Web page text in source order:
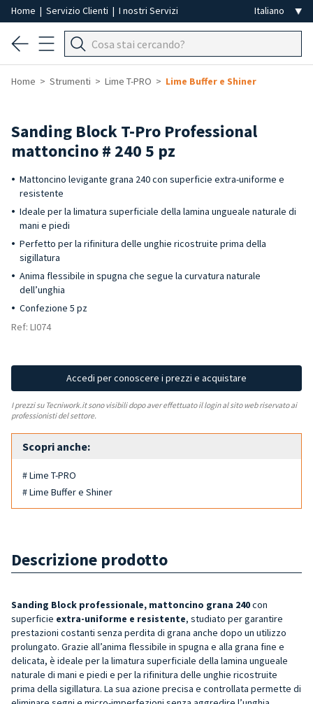
Home | Servizio Clienti | I nostri Servizi
Home Strumenti Lime T-PRO Lime Buffer e Shiner
Sanding Block T-Pro Professional
mattoncino # 240 5 pz
Mattoncino levigante grana 240 con superficie extra-uniforme e
resistente
Ideale per la limatura superficiale della lamina ungueale naturale di
mani e piedi
Perfetto per la rifinitura delle unghie ricostruite prima della
sigillatura
Anima flessibile in spugna che segue la curvatura naturale
dell’unghia
Confezione 5 pz
Ref: LI074
Accedi per conoscere i prezzi e acquistare
I prezzi su Tecniwork.it sono visibili dopo aver effettuato il login al sito web riservato ai
professionisti del settore.
Scopri anche:
# Lime T-PRO
# Lime Buffer e Shiner
Descrizione prodotto
Sanding Block professionale, mattoncino grana 240con
superficie extra-uniforme e resistente, studiato per garantire
prestazioni costanti senza perdita di grana anche dopo un utilizzo
prolungato. Grazie all’anima flessibile in spugna e alla grana fine e
delicata, è ideale per la limatura superficiale della lamina ungueale
naturale di mani e piedi e per la rifinitura delle unghie ricostruite
prima della sigillatura. La sua azione precisa e controllata permette di